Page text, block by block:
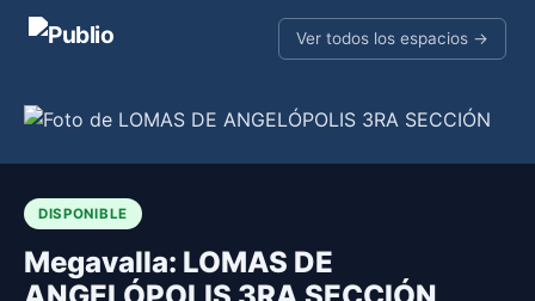
Ver todos los espacios →
DISPONIBLE
Megavalla: LOMAS DE